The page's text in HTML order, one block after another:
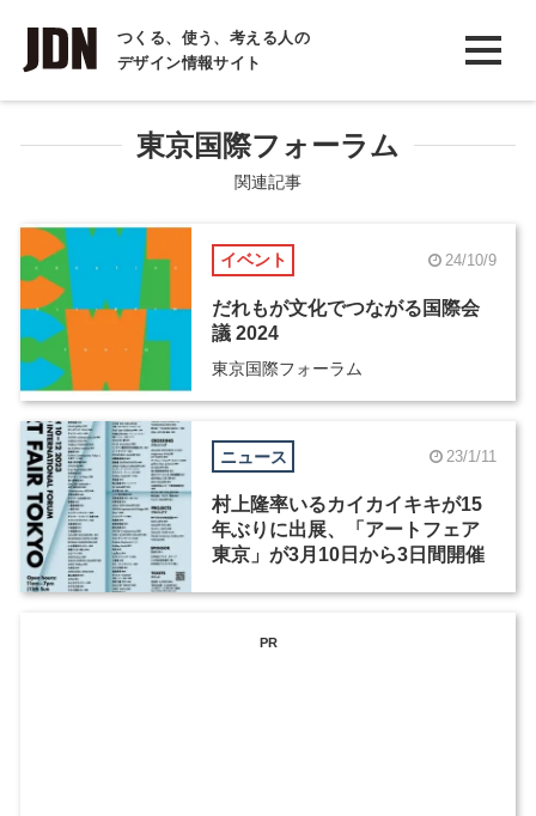
つくる、使う、考える人の
デザイン情報サイト
INTERVIEW
インタビュー
REPORT
COLUMN
コラム
東京国際フォーラム
関連記事
イベント 24/10/9
だれもが文化でつながる国際会
議 2024
東京国際フォーラム
ニュース 23/1/11
村上隆率いるカイカイキキが15
年ぶりに出展、「アートフェア
東京」が3月10日から3日間開催
PR